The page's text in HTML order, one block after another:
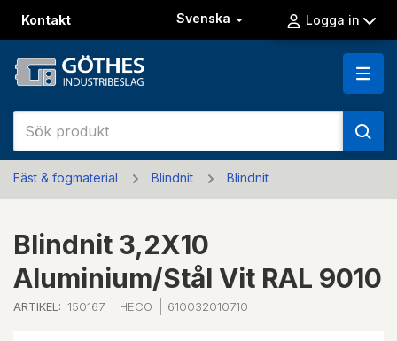
Kontakt Svenska Logga in
Fäst & fogmaterial Blindnit Blindnit
Blindnit 3,2X10
Aluminium/Stål Vit RAL 9010
ARTIKEL: 150167 HECO 610032010710